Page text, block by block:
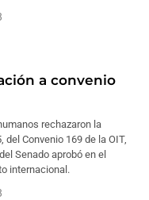
a convenio
rechazaron la
Convenio 169 de la OIT,
Senado aprobó en el
internacional.